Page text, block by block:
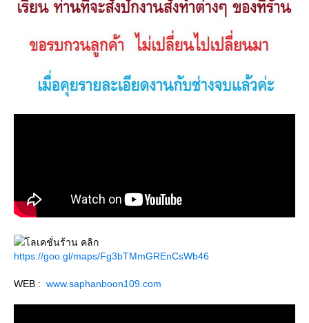
ลเคชั่นร้าน คลิก
https://goo.gl/maps/Fg3bTMmGREnCsWb46
WEB : www.saphanboon109.com